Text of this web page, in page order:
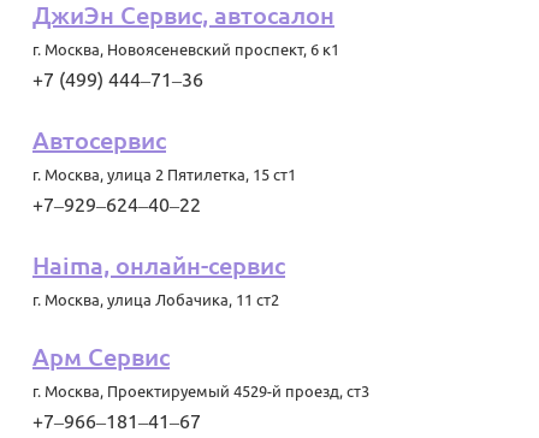
ДжиЭн Сервис, автосалон
г. Москва, Новоясеневский проспект, 6 к1
+7 (499) 444‒71‒36
Автосервис
г. Москва, улица 2 Пятилетка, 15 ст1
+7‒929‒624‒40‒22
Haima, онлайн-сервис
г. Москва, улица Лобачика, 11 ст2
Арм Сервис
г. Москва, Проектируемый 4529-й проезд, ст3
+7‒966‒181‒41‒67